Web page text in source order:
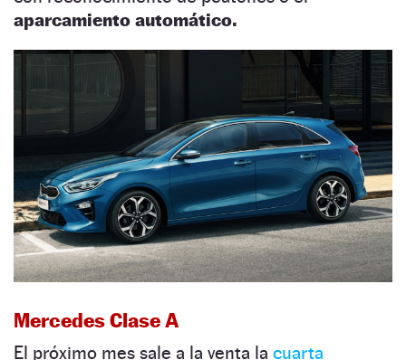
aparcamiento automático.
Mercedes Clase A
El próximo mes sale a la venta la cuarta